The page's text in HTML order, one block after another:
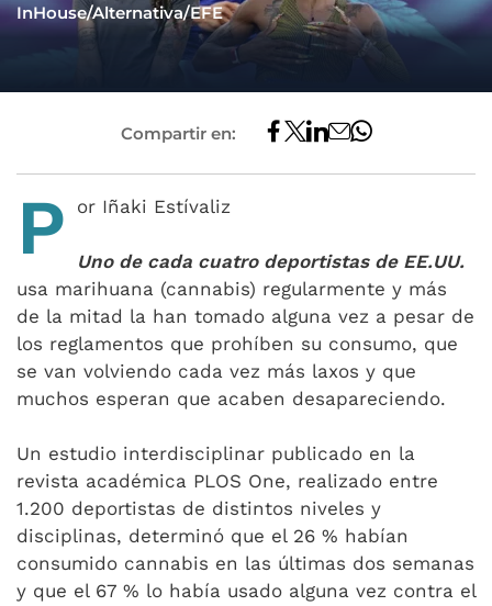
InHouse/Alternativa/EFE
Compartir en:
P or Iñaki Estívaliz
Uno de cada cuatro deportistas de EE.UU.
usa marihuana (cannabis) regularmente y más
de la mitad la han tomado alguna vez a pesar de
los reglamentos que prohíben su consumo, que
se van volviendo cada vez más laxos y que
muchos esperan que acaben desapareciendo.
Un estudio interdisciplinar publicado en la
revista académica PLOS One, realizado entre
1.200 deportistas de distintos niveles y
disciplinas, determinó que el 26 % habían
consumido cannabis en las últimas dos semanas
y que el 67 % lo había usado alguna vez contra el